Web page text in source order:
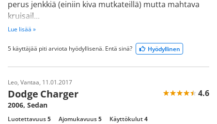
perus jenkkiä (einiin kiva mutkateillä) mutta mahtava
kruisail...
Lue lisää »
5 käyttäjää piti arviota hyödyllisenä. Entä sinä? Hyödyllinen
Leo, Vantaa, 11.01.2017
Dodge Charger 4.6
2006, Sedan
Luotettavuus5 Ajomukavuus5 Käyttökulut4